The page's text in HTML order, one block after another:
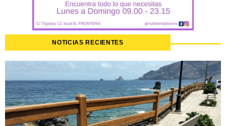
NOTICIAS RECIENTES